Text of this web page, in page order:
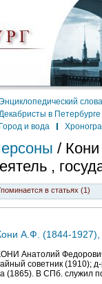
в Петербурге
Город и вода
/
,
в статьях (1)
А.Ф. (1844-1927),
Анатолий
советник (1910);
(1865). В СПб. служил